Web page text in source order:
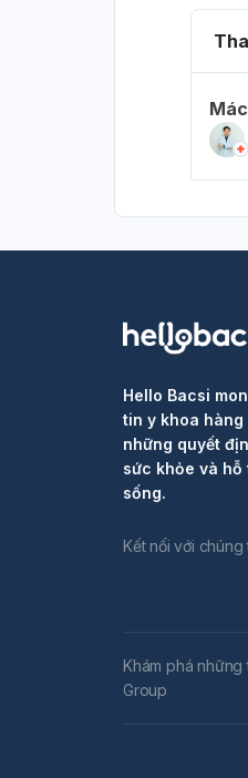
Hello Bacsi
tin y khoa hàng
những quyết
sức khỏe và
sống.
Kết nối với chúng
Khám phá
Group